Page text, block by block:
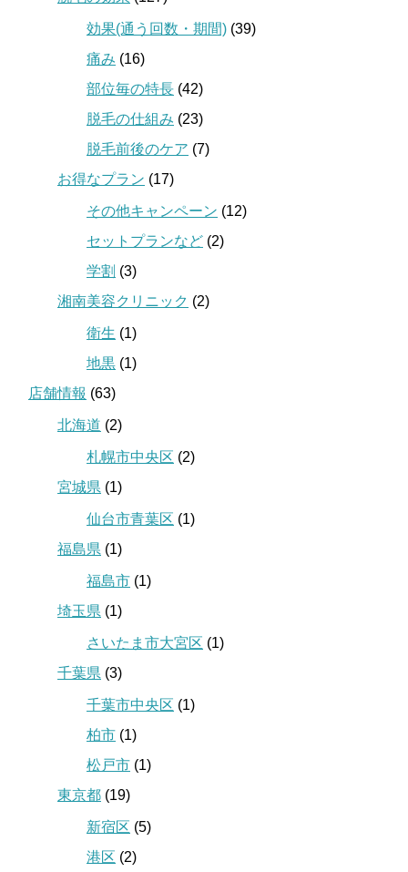
効果(通う回数・期間) (39)
痛み (16)
部位毎の特長 (42)
脱毛の仕組み (23)
脱毛前後のケア (7)
お得なプラン (17)
その他キャンペーン (12)
セットプランなど (2)
学割 (3)
湘南美容クリニック (2)
衛生 (1)
地黒 (1)
店舗情報 (63)
北海道 (2)
札幌市中央区 (2)
宮城県 (1)
仙台市青葉区 (1)
福島県 (1)
福島市 (1)
埼玉県 (1)
さいたま市大宮区 (1)
千葉県 (3)
千葉市中央区 (1)
柏市 (1)
松戸市 (1)
東京都 (19)
新宿区 (5)
港区 (2)